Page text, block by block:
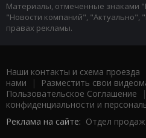
Материалы, отмеченные знаками
"Новости компаний", "Актуально",
правах рекламы.
Наши контакты и схема проезда
нами | Разместить свои
Пользовательское Соглашение |
конфиденциальности и
Реклама на сайте: Отдел